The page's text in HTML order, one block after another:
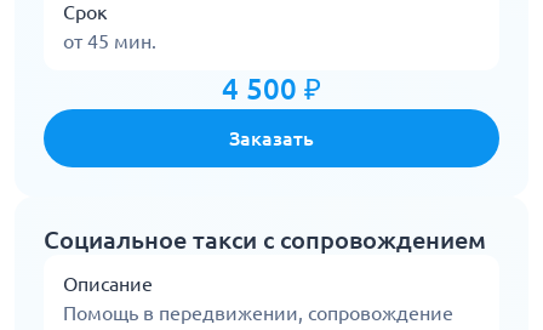
Срок
от 45 мин.
4 500 ₽
Заказать
Социальное такси с сопровождением
Описание
Помощь в передвижении, сопровождение